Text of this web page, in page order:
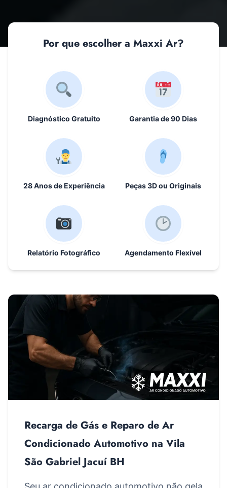
Por que escolher a Maxxi Ar?
Diagnóstico Gratuito Garantia de 90 Dias
28 Anos de Experiência Peças 3D ou Originais
Relatório Fotográfico Agendamento Flexível
Recarga de Gás e Reparo de Ar
Condicionado Automotivo na Vila
São Gabriel Jacuí BH